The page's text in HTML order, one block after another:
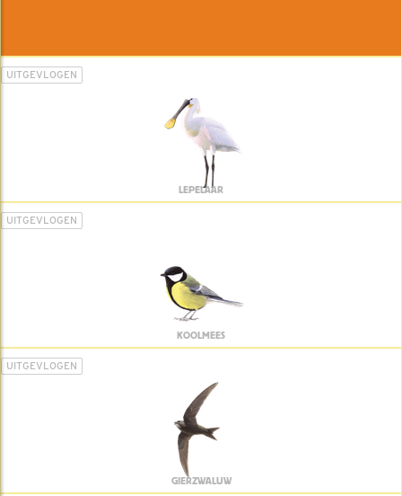
UITGEVLOGEN
LEPELAAR
UITGEVLOGEN
KOOLMEES
UITGEVLOGEN
GIERZWALUW